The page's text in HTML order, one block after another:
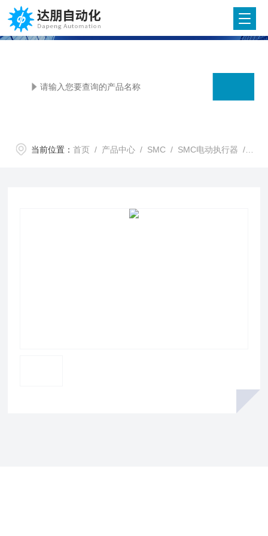
当前位置：首页 / 产品中心 / SMC / SMC电动执行器 / IP5000·5100SMC气-气定位器